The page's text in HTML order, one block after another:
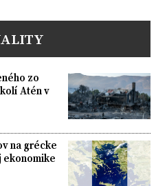
zo
Atén v
na grécke
ekonomike